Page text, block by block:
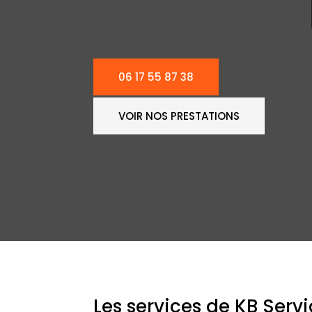
06 17 55 87 38
VOIR NOS PRESTATIONS
Les services de KB